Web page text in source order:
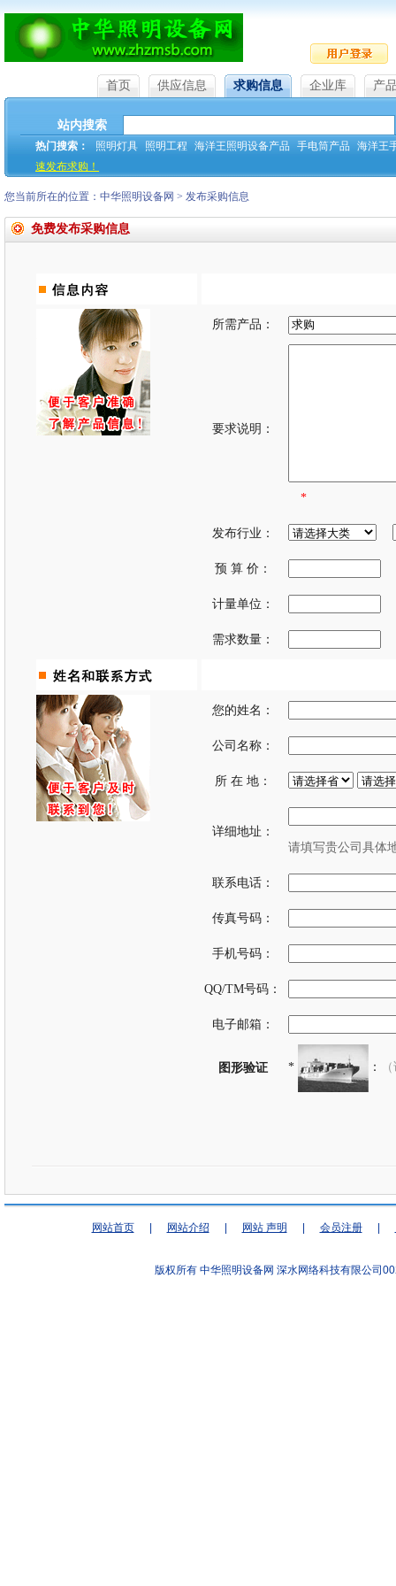
首页 供应信息 求购信息 企业库 产
站内搜索
热门搜索： 照明灯具 照明工程 海洋王照明设备产品 手电筒产品
海洋王
速发布求购！
您当前所在的位置： 中华照明设备网 > 发布采购信息
免费发布采购信息
所需产品：
要求说明：
*
发布行业：
预 算 价：
计量单位：
需求数量：
您的姓名：
公司名称：
所 在 地：
详细地址：
请填写贵公司具体
联系电话：
传真号码：
手机号码：
QQ/TM号码：
电子邮箱：
图形验证 * ：
网站首页 网站介绍 网站 声明 会员注册
版权所有 中华照明设备网 深水网络科技有限公司